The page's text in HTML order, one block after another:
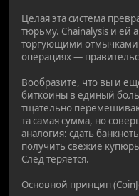
Целая эта система
тюрьму. Chainalysis и ей
торгующими
операциях —
Вообразите, что вы и
биткоины в единый
тщательно
та самая сумма, но
аналогия: сдать
получить свежие
След теряется.
Основной принцип